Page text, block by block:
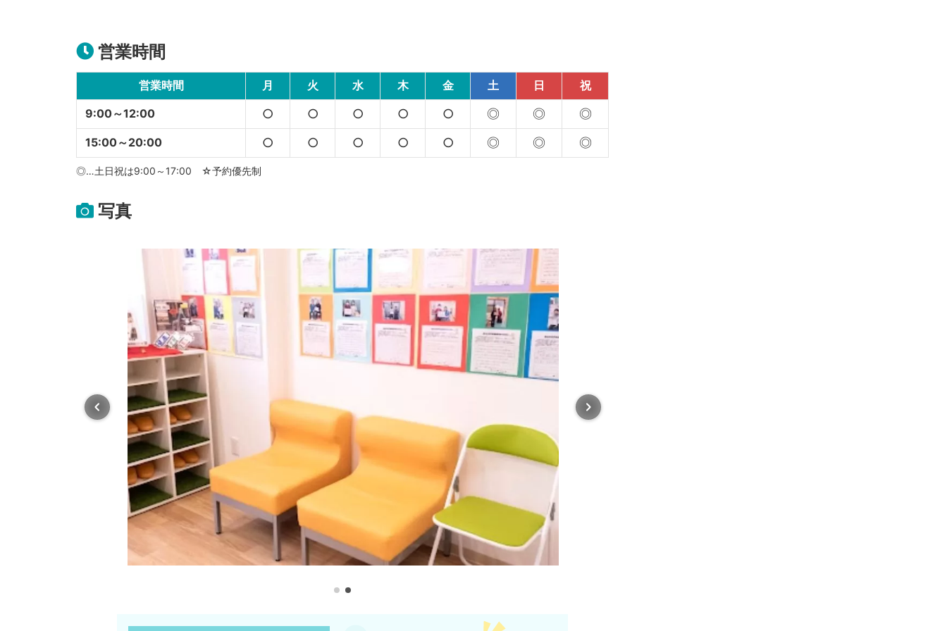
営業時間
営業時間 月 火 水 木 金 土 日
祝
9:00～12:00
○ ○ ○ ○ ○ ◎ ◎ ◎
15:00～20:00 ○ ○ ○ ○ ○ ◎ ◎ ◎
◎…土日祝は9:00～17:00 ☆予約優先制
写真